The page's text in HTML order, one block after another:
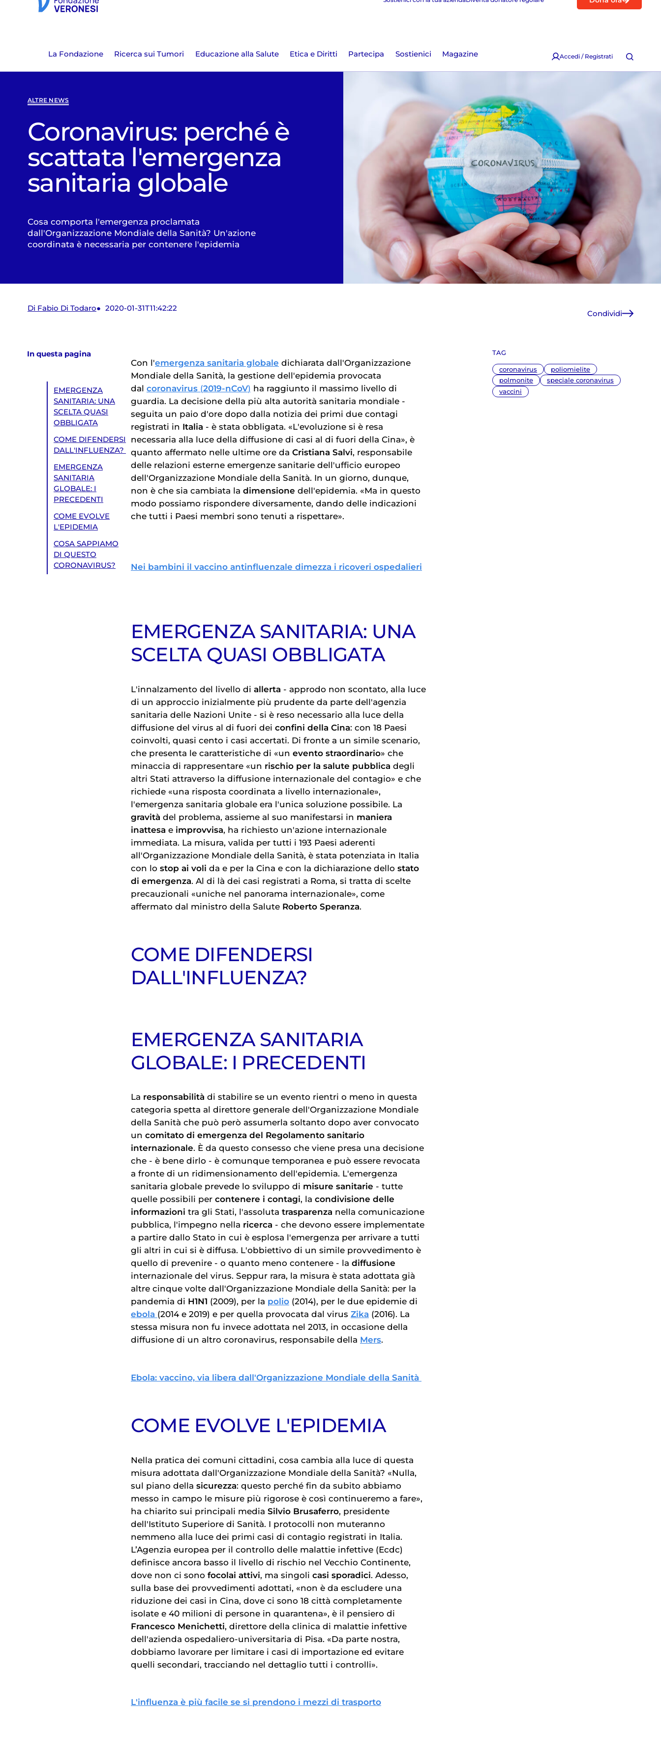
La Fondazione Ricerca sui Tumori Educazione alla Salute Etica e Diritti Partecipa Sostienici Magazine Accedi / Registrati
ALTRE NEWS
Coronavirus: perché è
scattata l'emergenza
sanitaria globale
Cosa comporta l'emergenza proclamata
dall'Organizzazione Mondiale della Sanità? Un'azione
coordinata è necessaria per contenere l'epidemia
Di Fabio Di Todaro 2020-01-31T11:42:22
Condividi
E-Mail
Copia link
In questa pagina
EMERGENZA
SANITARIA: UNA
SCELTA QUASI
OBBLIGATA
COME DIFENDERSI
DALL'INFLUENZA?
EMERGENZA
SANITARIA
GLOBALE: I
PRECEDENTI
COME EVOLVE
L'EPIDEMIA
COSA SAPPIAMO
DI QUESTO
CORONAVIRUS?
TAG
coronavirus
poliomielite
polmonite
speciale coronavirus
vaccini
Con l'emergenza sanitaria globale dichiarata dall'Organizzazione
Mondiale della Sanità, la gestione dell'epidemia provocata
dal coronavirus (2019-nCoV) ha raggiunto il massimo livello di
guardia. La decisione della più alta autorità sanitaria mondiale -
seguita un paio d'ore dopo dalla notizia dei primi due contagi
registrati in Italia - è stata obbligata. «L'evoluzione si è resa
necessaria alla luce della diffusione di casi al di fuori della Cina», è
quanto affermato nelle ultime ore da Cristiana Salvi, responsabile
delle relazioni esterne emergenze sanitarie dell'ufficio europeo
dell'Organizzazione Mondiale della Sanità. In un giorno, dunque,
non è che sia cambiata la dimensione dell'epidemia. «Ma in questo
modo possiamo rispondere diversamente, dando delle indicazioni
che tutti i Paesi membri sono tenuti a rispettare».
Nei bambini il vaccino antinfluenzale dimezza i ricoveri ospedalieri
EMERGENZA SANITARIA: UNA
SCELTA QUASI OBBLIGATA
L'innalzamento del livello di allerta - approdo non scontato, alla luce
di un approccio inizialmente più prudente da parte dell'agenzia
sanitaria delle Nazioni Unite - si è reso necessario alla luce della
diffusione del virus al di fuori dei confini della Cina: con 18 Paesi
coinvolti, quasi cento i casi accertati. Di fronte a un simile scenario,
che presenta le caratteristiche di «un evento straordinario» che
minaccia di rappresentare «un rischio per la salute pubblica degli
altri Stati attraverso la diffusione internazionale del contagio» e che
richiede «una risposta coordinata a livello internazionale»,
l'emergenza sanitaria globale era l'unica soluzione possibile. La
gravità del problema, assieme al suo manifestarsi in maniera
inattesa e improvvisa, ha richiesto un'azione internazionale
immediata. La misura, valida per tutti i 193 Paesi aderenti
all'Organizzazione Mondiale della Sanità, è stata potenziata in Italia
con lo stop ai voli da e per la Cina e con la dichiarazione dello stato
di emergenza. Al di là dei casi registrati a Roma, si tratta di scelte
precauzionali «uniche nel panorama internazionale», come
affermato dal ministro della Salute Roberto Speranza.
COME DIFENDERSI
DALL'INFLUENZA?
EMERGENZA SANITARIA
GLOBALE: I PRECEDENTI
La responsabilità di stabilire se un evento rientri o meno in questa
categoria spetta al direttore generale dell'Organizzazione Mondiale
della Sanità che può però assumerla soltanto dopo aver convocato
un comitato di emergenza del Regolamento sanitario
internazionale. È da questo consesso che viene presa una decisione
che - è bene dirlo - è comunque temporanea e può essere revocata
a fronte di un ridimensionamento dell'epidemia. L'emergenza
sanitaria globale prevede lo sviluppo di misure sanitarie - tutte
quelle possibili per contenere i contagi, la condivisione delle
informazioni tra gli Stati, l'assoluta trasparenza nella comunicazione
pubblica, l'impegno nella ricerca - che devono essere implementate
a partire dallo Stato in cui è esplosa l'emergenza per arrivare a tutti
gli altri in cui si è diffusa. L'obbiettivo di un simile provvedimento è
quello di prevenire - o quanto meno contenere - la diffusione
internazionale del virus. Seppur rara, la misura è stata adottata già
altre cinque volte dall'Organizzazione Mondiale della Sanità: per la
pandemia di H1N1 (2009), per la polio (2014), per le due epidemie di
ebola (2014 e 2019) e per quella provocata dal virus Zika (2016). La
stessa misura non fu invece adottata nel 2013, in occasione della
diffusione di un altro coronavirus, responsabile della Mers.
Ebola: vaccino, via libera dall'Organizzazione Mondiale della Sanità
COME EVOLVE L'EPIDEMIA
Nella pratica dei comuni cittadini, cosa cambia alla luce di questa
misura adottata dall'Organizzazione Mondiale della Sanità? «Nulla,
sul piano della sicurezza: questo perché fin da subito abbiamo
messo in campo le misure più rigorose è così continueremo a fare»,
ha chiarito sui principali media Silvio Brusaferro, presidente
dell'Istituto Superiore di Sanità. I protocolli non muteranno
nemmeno alla luce dei primi casi di contagio registrati in Italia.
L’Agenzia europea per il controllo delle malattie infettive (Ecdc)
definisce ancora basso il livello di rischio nel Vecchio Continente,
dove non ci sono focolai attivi, ma singoli casi sporadici. Adesso,
sulla base dei provvedimenti adottati, «non è da escludere una
riduzione dei casi in Cina, dove ci sono 18 città completamente
isolate e 40 milioni di persone in quarantena», è il pensiero di
Francesco Menichetti, direttore della clinica di malattie infettive
dell'azienda ospedaliero-universitaria di Pisa. «Da parte nostra,
dobbiamo lavorare per limitare i casi di importazione ed evitare
quelli secondari, tracciando nel dettaglio tutti i controlli».
L'influenza è più facile se si prendono i mezzi di trasporto